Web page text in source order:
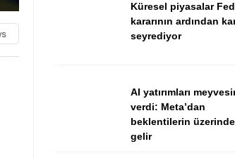
Küresel piyasalar Fed
kararının ardından
seyrediyor
AI yatırımları
verdi: Meta’dan
beklentilerin
gelir